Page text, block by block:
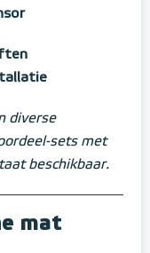
diverse
sets met
beschikbaar.
mat